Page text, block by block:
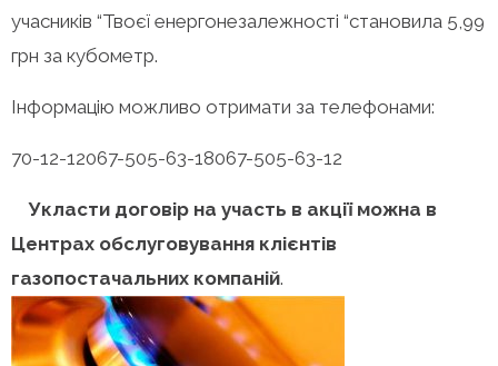
учасників “Твоєї енергонезалежності “становила 5,99
грн за кубометр.
Інформацію можливо отримати за телефонами:
70-12-12067-505-63-18067-505-63-12
Укласти договір на участь в акції можна в
Центрах обслуговування клієнтів
газопостачальних компаній.